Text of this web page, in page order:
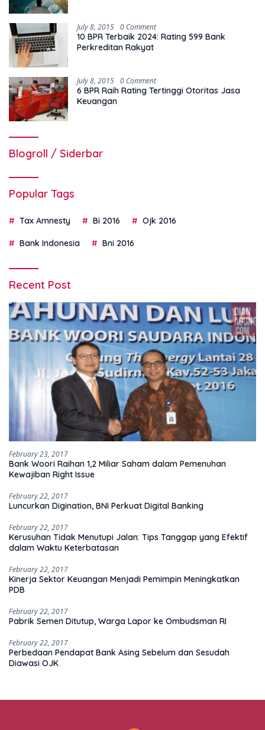
July 8, 2015 0 Comment
10 BPR Terbaik 2024: Rating 599 Bank
Perkreditan Rakyat
July 8, 2015 0 Comment
6 BPR Raih Rating Tertinggi Otoritas Jasa
Keuangan
Blogroll / Siderbar
Popular Tags
Tax Amnesty Bi 2016 Ojk 2016
Bank Indonesia Bni 2016
Recent Post
February 23, 2017
Bank Woori Raihan 1,2 Miliar Saham dalam Pemenuhan
Kewajiban Right Issue
February 22, 2017
Luncurkan Digination, BNI Perkuat Digital Banking
February 22, 2017
Kerusuhan Tidak Menutupi Jalan: Tips Tanggap yang Efektif
dalam Waktu Keterbatasan
February 22, 2017
Kinerja Sektor Keuangan Menjadi Pemimpin Meningkatkan
PDB
February 22, 2017
Pabrik Semen Ditutup, Warga Lapor ke Ombudsman RI
February 22, 2017
Perbedaan Pendapat Bank Asing Sebelum dan Sesudah
Diawasi OJK